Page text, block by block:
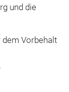
und die
dem Vorbehalt